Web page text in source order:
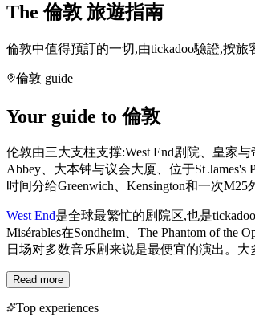
The 倫敦 旅遊指南
倫敦中值得預訂的一切,由tickadoo驗證,按旅
倫敦 guide
Your guide to 倫敦
伦敦由三大支柱支撑:West End剧院、皇家
Abbey、大本钟与议会大厦、位于St James's
时间分给Greenwich、Kensington和一次M25
West End是全球最繁忙的剧院区,也是
Misérables在Sondheim、The Phantom of the
日场对多数音乐剧来说是最便宜的演出。
Read more
Top experiences